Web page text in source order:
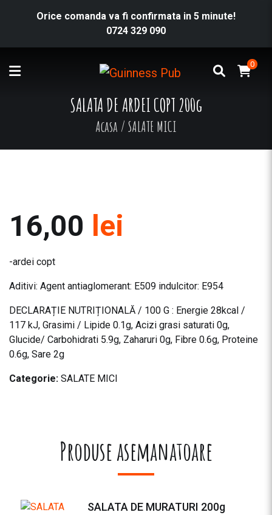
Orice comanda va fi confirmata in 5 minute!
0724 329 090
0
SALATA DE ARDEI COPT 200g
Acasa / SALATE MICI
16,00 lei
-ardei copt
Aditivi: Agent antiaglomerant: E509 indulcitor: E954
DECLARAȚIE NUTRIȚIONALĂ / 100 G : Energie 28kcal /
117 kJ, Grasimi / Lipide 0.1g, Acizi grasi saturati 0g,
Glucide/ Carbohidrati 5.9g, Zaharuri 0g, Fibre 0.6g, Proteine
0.6g, Sare 2g
Categorie: SALATE MICI
Produse asemanatoare
SALATA DE MURATURI 200g